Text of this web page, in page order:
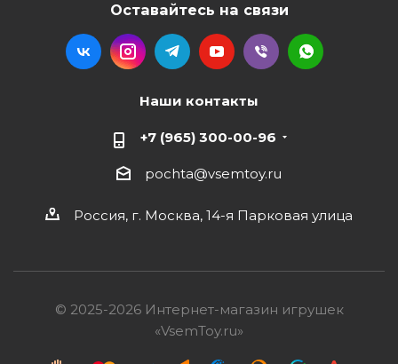
Оставайтесь на связи
Наши контакты
+7 (965) 300-00-96
pochta@vsemtoy.ru
Россия, г. Москва, 14-я Парковая улица
© 2025-2026 Интернет-магазин игрушек
«VsemToy.ru»